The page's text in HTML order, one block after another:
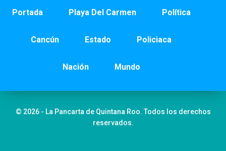
Portada Playa Del Carmen Política
Cancún Estado Policiaca
Nación Mundo
© 2026 - La Pancarta de Quintana Roo. Todos los derechos
reservados.